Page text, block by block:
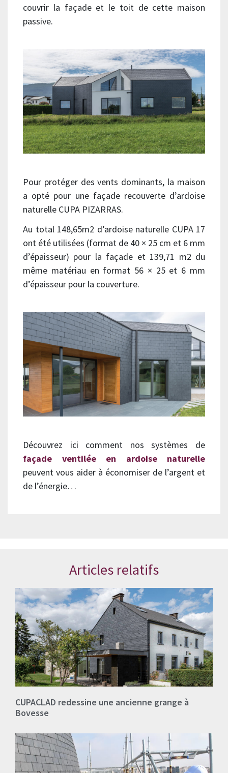
couvrir la façade et le toit de cette maison
passive.
Pour protéger des vents dominants, la maison
a opté pour une façade recouverte d’ardoise
naturelle CUPA PIZARRAS.
Au total 148,65m2 d’ardoise naturelle CUPA 17
ont été utilisées (format de 40 × 25 cm et 6 mm
d’épaisseur) pour la façade et 139,71 m2 du
même matériau en format 56 × 25 et 6 mm
d’épaisseur pour la couverture.
Découvrez ici comment nos systèmes de
façade ventilée en ardoise naturelle
peuvent vous aider à économiser de l’argent et
de l’énergie…
Articles relatifs
CUPACLAD redessine une ancienne grange à
Bovesse